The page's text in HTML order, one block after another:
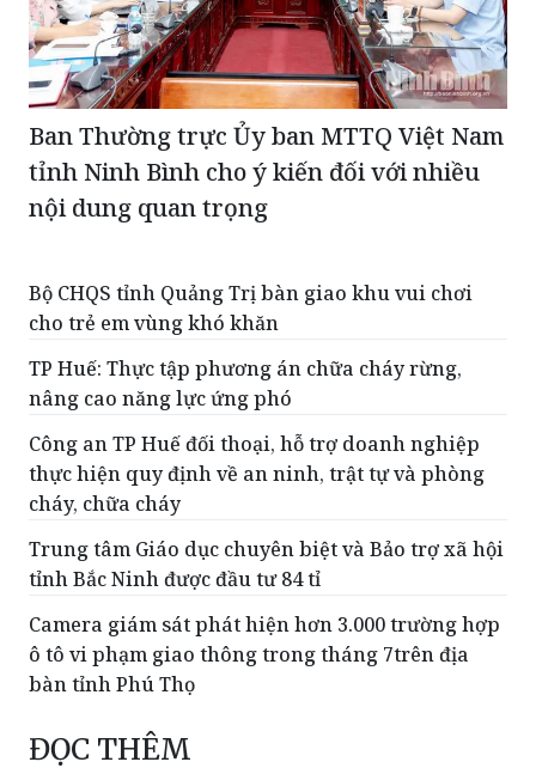
Ban Thường trực Ủy ban MTTQ Việt Nam
tỉnh Ninh Bình cho ý kiến đối với nhiều
nội dung quan trọng
Bộ CHQS tỉnh Quảng Trị bàn giao khu vui chơi
cho trẻ em vùng khó khăn
TP Huế: Thực tập phương án chữa cháy rừng,
nâng cao năng lực ứng phó
Công an TP Huế đối thoại, hỗ trợ doanh nghiệp
thực hiện quy định về an ninh, trật tự và phòng
cháy, chữa cháy
Trung tâm Giáo dục chuyên biệt và Bảo trợ xã hội
tỉnh Bắc Ninh được đầu tư 84 tỉ
Camera giám sát phát hiện hơn 3.000 trường hợp
ô tô vi phạm giao thông trong tháng 7trên địa
bàn tỉnh Phú Thọ
ĐỌC THÊM